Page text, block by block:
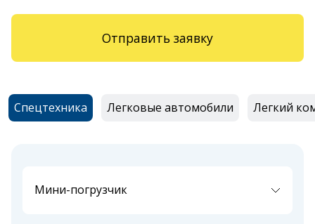
Отправить заявку
Спецтехника Легковые автомобили Легкий
Мини-погрузчик